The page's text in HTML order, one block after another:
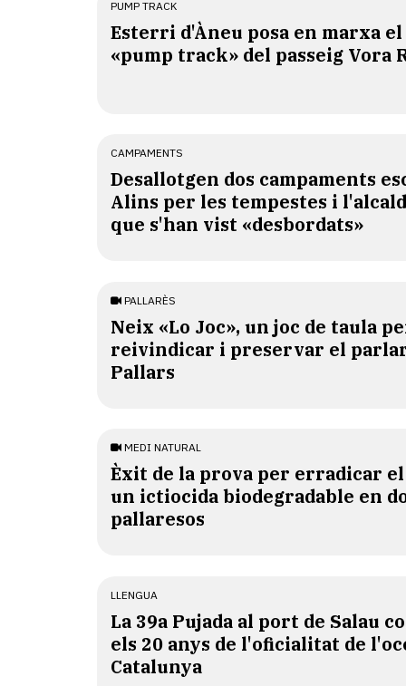
PUMP TRACK
Esterri d'Àneu posa en marxa
«pump track» del passeig Vora
CAMPAMENTS
​Desallotgen dos campaments
Alins per les tempestes i
que s'han vist «desbordats»
PALLARÈS
​Neix «Lo Joc», un joc de taula
reivindicar i preservar el
Pallars
MEDI NATURAL
Èxit de la prova per erradicar
un ictiocida biodegradable en
pallaresos
LLENGUA
​La 39a Pujada al port de Salau
els 20 anys de l'oficialitat de
Catalunya